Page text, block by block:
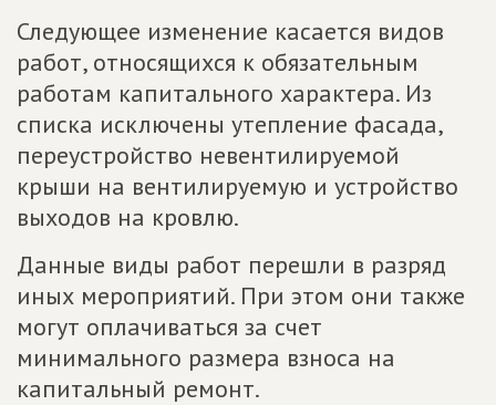
Следующее изменение касается видов
работ, относящихся к обязательным
работам капитального характера. Из
списка исключены утепление фасада,
переустройство невентилируемой
крыши на вентилируемую и устройство
выходов на кровлю.
Данные виды работ перешли в разряд
иных мероприятий. При этом они также
могут оплачиваться за счет
минимального размера взноса на
капитальный ремонт.